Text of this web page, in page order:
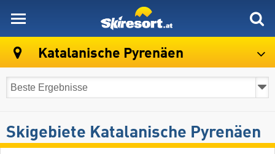
Katalanische Pyrenäen
Skigebiete Katalanische Pyrenäen